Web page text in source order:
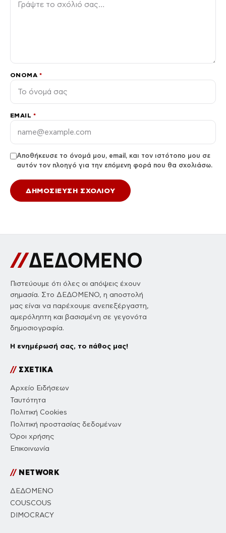
ΌΝΟΜΑ *
EMAIL *
Αποθήκευσε το όνομά μου, email, και τον ιστότοπο μου σε
αυτόν τον πλοηγό για την επόμενη φορά που θα σχολιάσω.
Πιστεύουμε ότι όλες οι απόψεις έχουν
σημασία. Στο ΔΕΔΟΜΕΝΟ, η αποστολή
μας είναι να παρέχουμε ανεπεξέργαστη,
αμερόληπτη και βασισμένη σε γεγονότα
δημοσιογραφία.
Η ενημέρωσή σας, το πάθος μας!
//ΣΧΕΤΙΚΑ
Αρχείο Ειδήσεων
Ταυτότητα
Πολιτική Cookies
Πολιτική προστασίας δεδομένων
Όροι χρήσης
Επικοινωνία
//NETWORK
ΔΕΔΟΜΕΝΟ
COUSCOUS
DIMOCRACY